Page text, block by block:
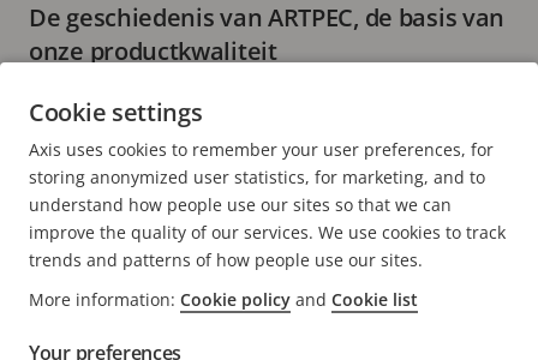
De geschiedenis van ARTPEC, de basis van
onze productkwaliteit
MEER LEZEN
FOOTER
CONTACT
Cookie settings
Axis uses cookies to remember your user preferences, for
storing anonymized user statistics, for marketing, and to
understand how people use our sites so that we can
improve the quality of our services. We use cookies to track
trends and patterns of how people use our sites.
More information: Cookie policy and Cookie list
Your preferences